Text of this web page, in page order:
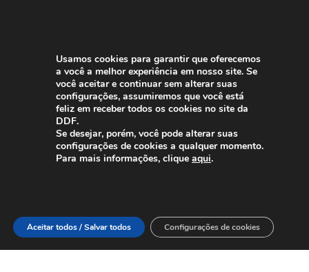
PRODUTOS
Fluorzirconato de
2 6
Usamos cookies para garantir que oferecemos
a você a melhor experiência em nosso site. Se
você aceitar e continuar sem alterar suas
configurações, assumiremos que você está
feliz em receber todos os cookies no site da
DDF.
Se desejar, porém, você pode alterar suas
configurações de cookies a qualquer momento.
Para mais informações, clique aqui.
Aceitar todos / Salvar todos Configurações de cookies